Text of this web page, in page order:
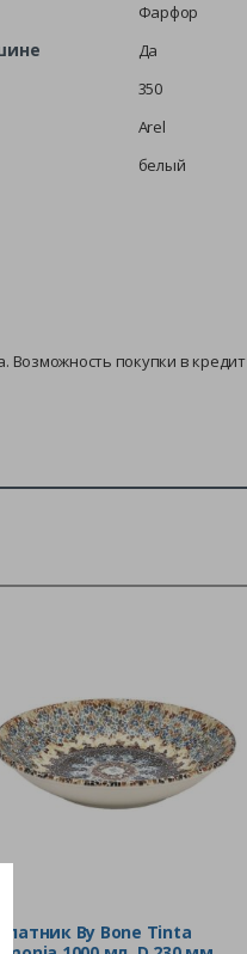
Фарфор
Да
350
Arel
белый
Возможность покупки в кредит
By Bone Tinta